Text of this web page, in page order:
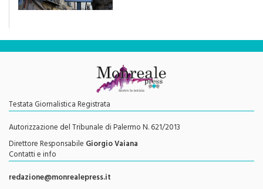
Testata Giornalistica Registrata
Autorizzazione del Tribunale di Palermo N. 621/2013
Direttore ResponsabileGiorgio Vaiana
Contatti e info
redazione@monrealepress.it